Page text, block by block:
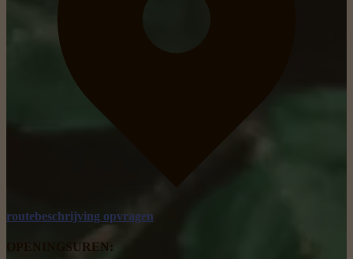
routebeschrijving opvragen
OPENINGSUREN: